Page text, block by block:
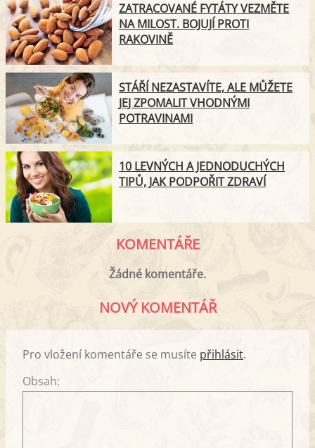
ZATRACOVANÉ FYTÁTY VEZMĚTE
NA MILOST. BOJUJÍ PROTI
RAKOVINĚ
STÁŘÍ NEZASTAVÍTE, ALE MŮŽETE
JEJ ZPOMALIT VHODNÝMI
POTRAVINAMI
10 LEVNÝCH A JEDNODUCHÝCH
TIPŮ, JAK PODPOŘIT ZDRAVÍ
KOMENTÁŘE
Žádné komentáře.
NOVÝ KOMENTÁŘ
Pro vložení komentáře se musíte přihlásit.
Obsah: